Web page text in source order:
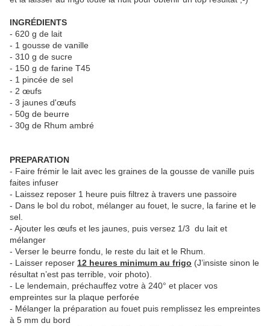
INGRÉDIENTS
- 620 g de lait
- 1 gousse de vanille
- 310 g de sucre
- 150 g de farine T45
- 1 pincée de sel
- 2 œufs
- 3 jaunes d'œufs
- 50g de beurre
- 30g de Rhum ambré
PREPARATION
- Faire frémir le lait avec les graines de la gousse de vanille puis
faites infuser
- Laissez reposer 1 heure puis filtrez à travers une passoire
- Dans le bol du robot, mélanger au fouet, le sucre, la farine et le
sel.
- Ajouter les œufs et les jaunes, puis versez 1/3 du lait et
mélanger
- Verser le beurre fondu, le reste du lait et le Rhum.
- Laisser reposer 12 heures minimum au frigo (J’insiste sinon le
résultat n’est pas terrible, voir photo).
- Le lendemain, préchauffez votre à 240° et placer vos
empreintes sur la plaque perforée
- Mélanger la préparation au fouet puis remplissez les empreintes
à 5 mm du bord